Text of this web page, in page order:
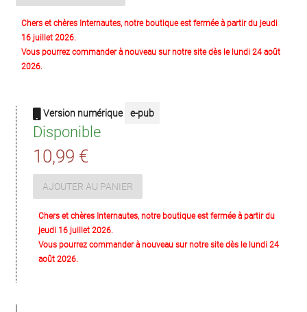
Chers et chères Internautes, notre boutique est fermée à partir du jeudi
16 juillet 2026.
Vous pourrez commander à nouveau sur notre site dès le lundi 24 août
2026.
Version numérique e-pub
Disponible
10,99 €
AJOUTER AU PANIER
Chers et chères Internautes, notre boutique est fermée à partir du
jeudi 16 juillet 2026.
Vous pourrez commander à nouveau sur notre site dès le lundi 24
août 2026.